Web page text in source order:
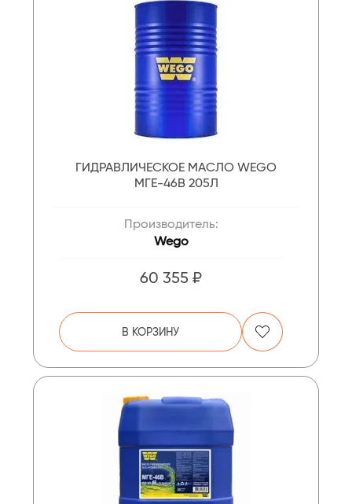
ГИДРАВЛИЧЕСКОЕ МАСЛО WEGO
МГЕ-46В 205Л
Производитель:
Wego
60 355 ₽
В КОРЗИНУ